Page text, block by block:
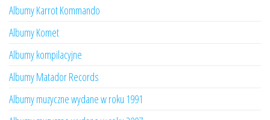
Albumy Karrot Kommando
Albumy Komet
Albumy kompilacyjne
Albumy Matador Records
Albumy muzyczne wydane w roku 1991